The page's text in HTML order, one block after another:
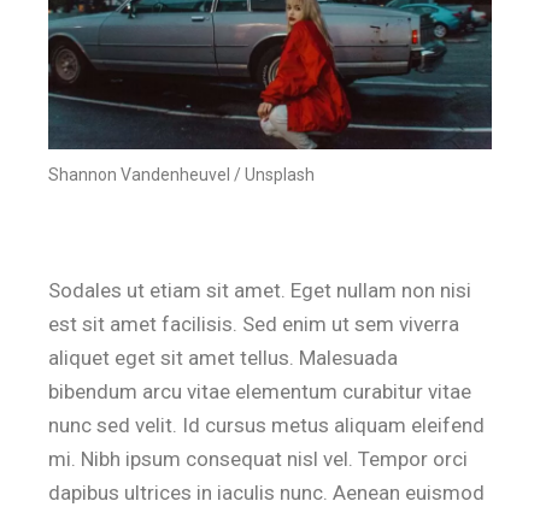
Shannon Vandenheuvel / Unsplash
Sodales ut etiam sit amet. Eget nullam non nisi
est sit amet facilisis. Sed enim ut sem viverra
aliquet eget sit amet tellus. Malesuada
bibendum arcu vitae elementum curabitur vitae
nunc sed velit. Id cursus metus aliquam eleifend
mi. Nibh ipsum consequat nisl vel. Tempor orci
dapibus ultrices in iaculis nunc. Aenean euismod